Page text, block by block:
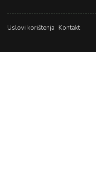
Uslovi korištenja Kontakt